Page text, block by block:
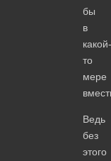
бы
в
какой-
то
мере
Ведь
без
этого